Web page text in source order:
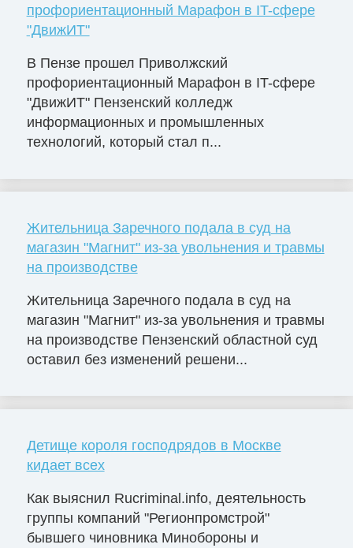
профориентационный Марафон в IT-сфере
"ДвижИТ"
В Пензе прошел Приволжский
профориентационный Марафон в IT-сфере
"ДвижИТ" Пензенский колледж
информационных и промышленных
технологий, который стал п...
Жительница Заречного подала в суд на
магазин "Магнит" из-за увольнения и травмы
на производстве
Жительница Заречного подала в суд на
магазин "Магнит" из-за увольнения и травмы
на производстве Пензенский областной суд
оставил без изменений решени...
Детище короля господрядов в Москве
кидает всех
Как выяснил Rucriminal.info, деятельность
группы компаний "Регионпромстрой"
бывшего чиновника Минобороны и